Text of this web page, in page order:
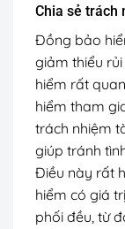
Chia sẻ trách
Đồng bảo
giảm thiểu
hiểm rất
hiểm tham
trách nhiệm
giúp tránh
Điều này rất
hiểm có giá
phối đều, từ